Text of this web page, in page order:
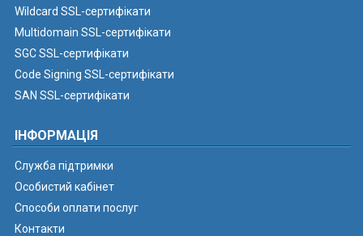
Wildcard SSL-сертифікати
Multidomain SSL-сертифікати
SGC SSL-сертифікати
Code Signing SSL-сертифікати
SAN SSL-сертифікати
ІНФОРМАЦІЯ
Служба підтримки
Особистий кабінет
Способи оплати послуг
Контакти